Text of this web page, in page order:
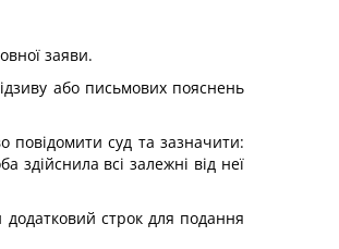
заяви.
або письмових пояснень
суд та зазначити:
всі залежні від неї
строк для подання